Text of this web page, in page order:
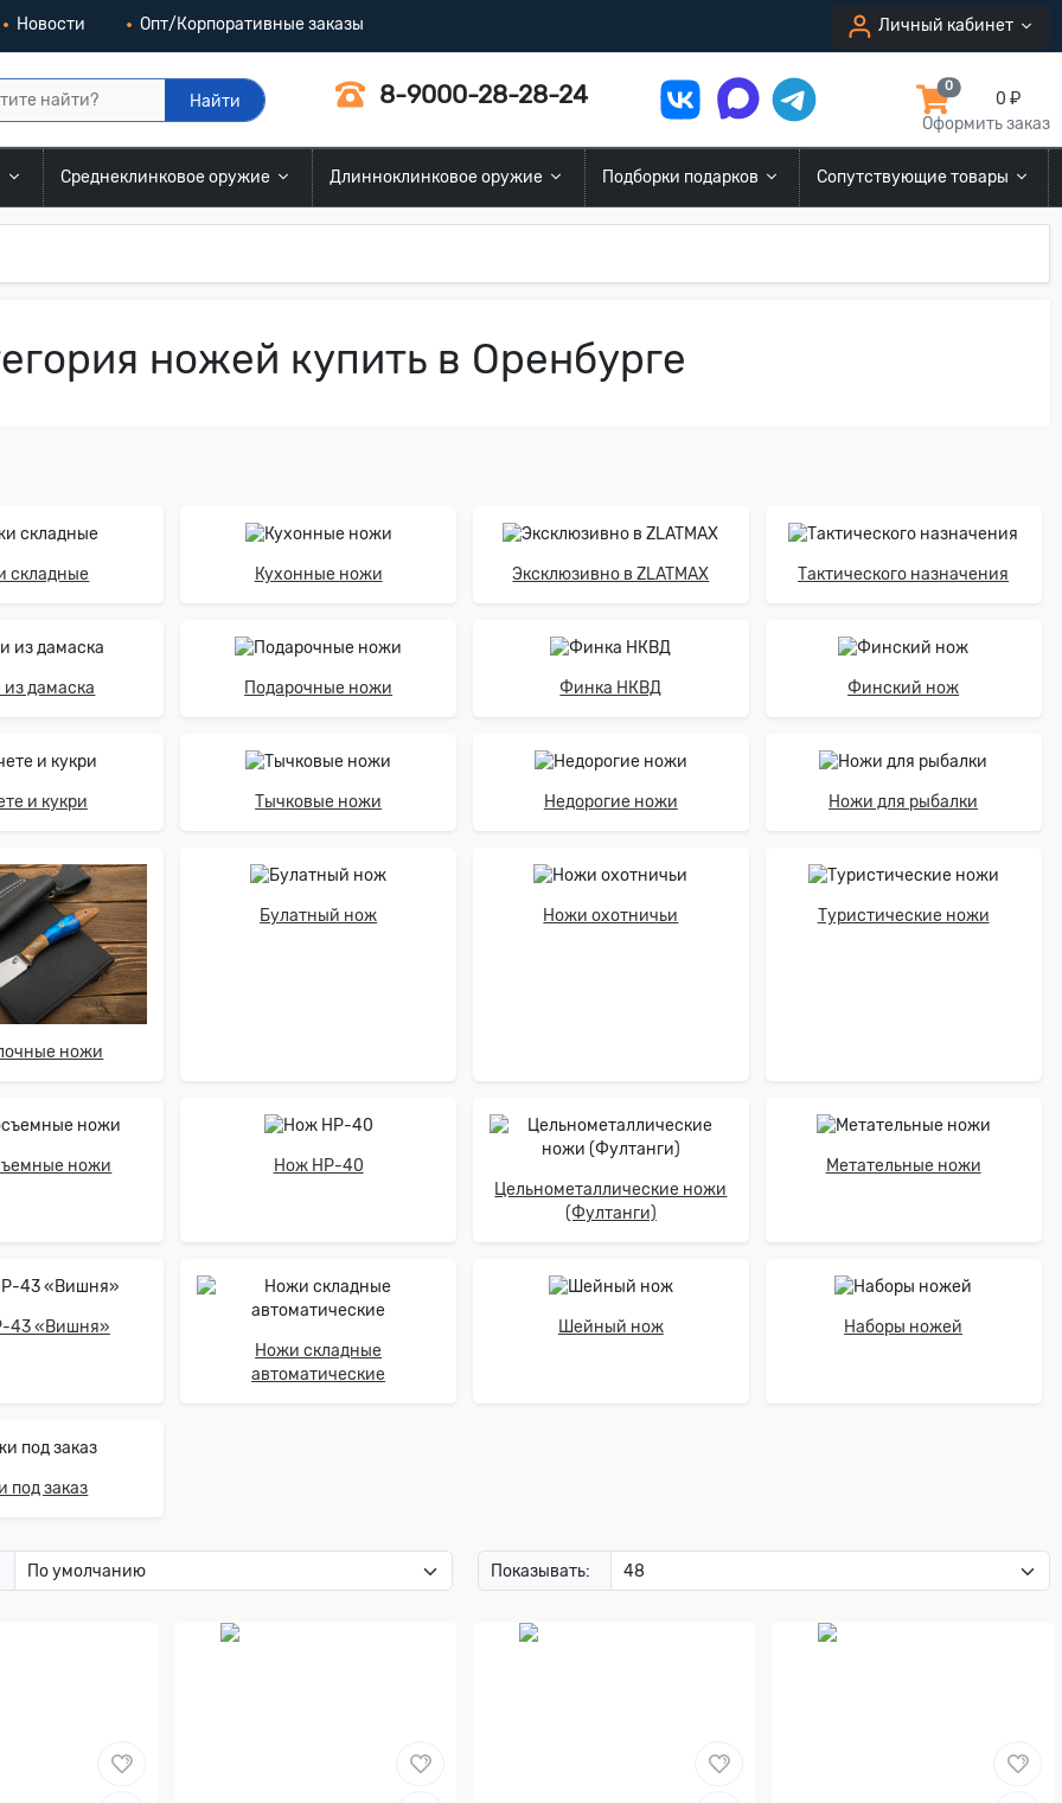
Новости Опт/Корпоративные заказы Личный кабинет
Найти 8-9000-28-28-24 0
0 ₽
Оформить заказ
Среднеклинковое оружие Длинноклинковое оружие Подборки подарков Сопутствующие товары
ножей купить в Оренбурге
складные Кухонные ножи Эксклюзивно в ZLATMAX Тактического назначения
дамаска Подарочные ножи Финка НКВД Финский нож
и кукри Тычковые ножи Недорогие ножи Ножи для рыбалки
ножи
Булатный нож Ножи охотничьи Туристические ножи
ножи
Нож НР-40
Цельнометаллические ножи
(Фултанги)
Метательные ножи
43 «Вишня»
Ножи складные
автоматические
Шейный нож Наборы ножей
под заказ
Показывать: